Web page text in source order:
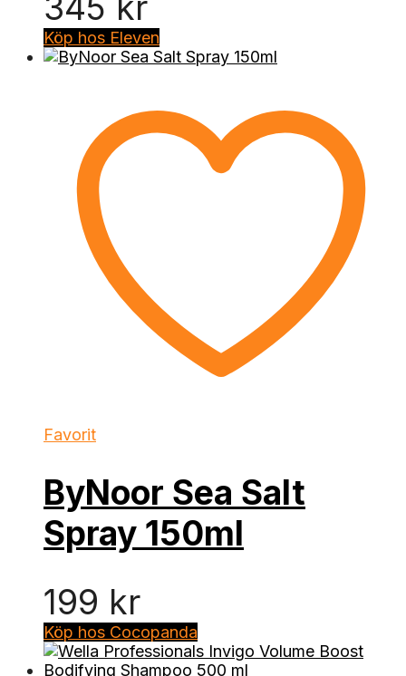
Köp hos Eleven
Favorit
ByNoor Sea Salt
Spray 150ml
199 kr
Köp hos Cocopanda